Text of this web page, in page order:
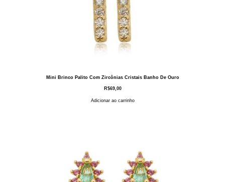
Mini Brinco Palito Com Zircônias Cristais Banho De Ouro
R$69,00
Adicionar ao carrinho